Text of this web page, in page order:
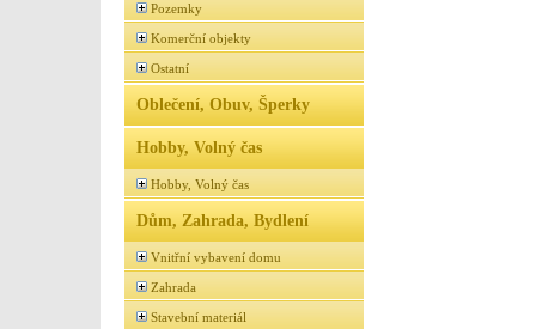
Pozemky
Komerční objekty
Ostatní
Oblečení, Obuv, Šperky
Hobby, Volný čas
Hobby, Volný čas
Dům, Zahrada, Bydlení
Vnitřní vybavení domu
Zahrada
Stavební materiál